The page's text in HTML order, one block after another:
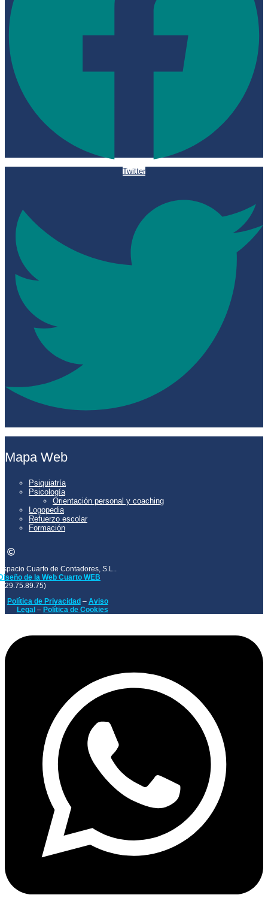
Twitter
Mapa Web
Psiquiatría
Psicología
Orientación personal y coaching
Logopedia
Refuerzo escolar
Formación
Cuarto de Contadores, S.L..
de la Web Cuarto WEB
Política de Privacidad – Aviso
Legal – Política de Cookies